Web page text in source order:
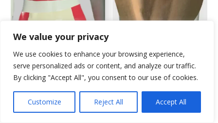
We value your privacy
We use cookies to enhance your browsing experience,
serve personalized ads or content, and analyze our traffic.
By clicking "Accept All", you consent to our use of cookies.
Customize Reject All Accept All